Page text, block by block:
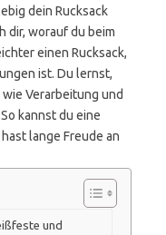
dein Rucksack
dir, worauf du beim
einen Rucksack,
ist. Du lernst,
Verarbeitung und
kannst du eine
lange Freude an
und